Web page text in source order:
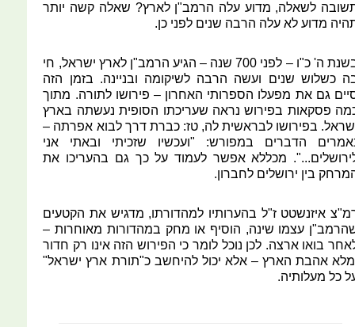
לשאלה, מדוע עלה הרמב"ן לארץ? שאלה קשה יותר
מדוע לא עלה הרבה שנים לפני כן.
בשנת ה' כ"ו – לפני 700 שנה – הגיע הרמב"ן לארץ ישראל, חי
כשלוש שנים ועשה הרבה לשיקומה ובניינה. בזמן הזה
גם את מפעלו הספרותי האחרון – פירושו לתורה. מתוך
פסקאות בפירוש נראה שעריכתו הסופית נעשתה בארץ
בפירושו לבראשית לה, טז: כברת דרך לבוא אפרתה –
הדברים במפורש: "ועכשיו שזכיתי ובאתי אני
מכללא אפשר לעמוד על כך גם בהעריכו את
בין ירושלים לחברון.
איזנשטט ז"ל בהערותיו למהדורתו, מדגיש את הקטעים
עצמו שינה, הוסיף או מחק במהדורות מאוחרות –
בואו ארצה. לכן נוכל לומר כי הפירוש הזה אינו רק חדור
אהבת הארץ – אלא יכול להיחשב כ"תורת ארץ ישראל"
כל מעלותיה.